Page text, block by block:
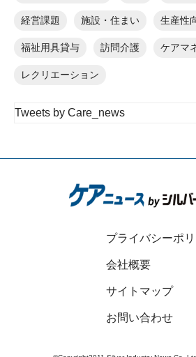
経営課題 施設・住まい 生産性
福祉用具貸与 訪問介護 ケアマ
レクリエーション
Tweets by Care_news
プライバシーポ
会社概要
サイトマップ
お問い合わせ